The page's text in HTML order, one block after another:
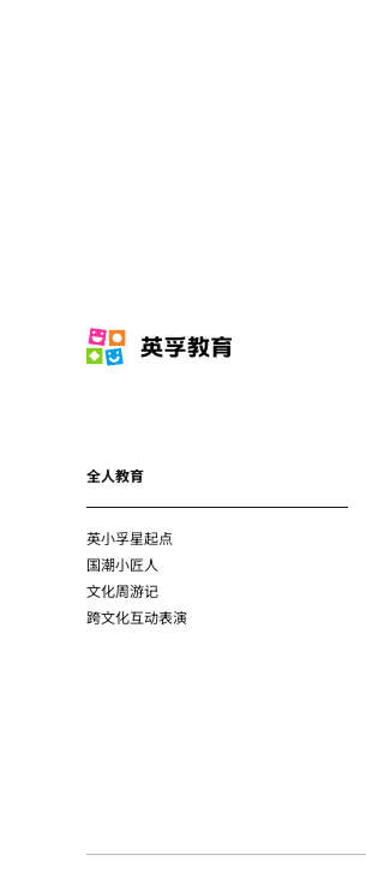
全人教育
英小孚星起点
国潮小匠人
文化周游记
跨文化互动表演